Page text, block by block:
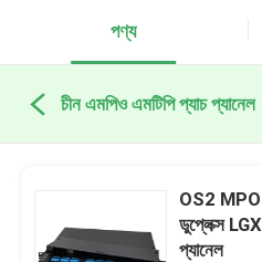
পণ্য
চীন এমপিও এমটিপি প্যাচ প্যানেল
OS2 MPO
ডুপ্লেক্স
প্যানেল